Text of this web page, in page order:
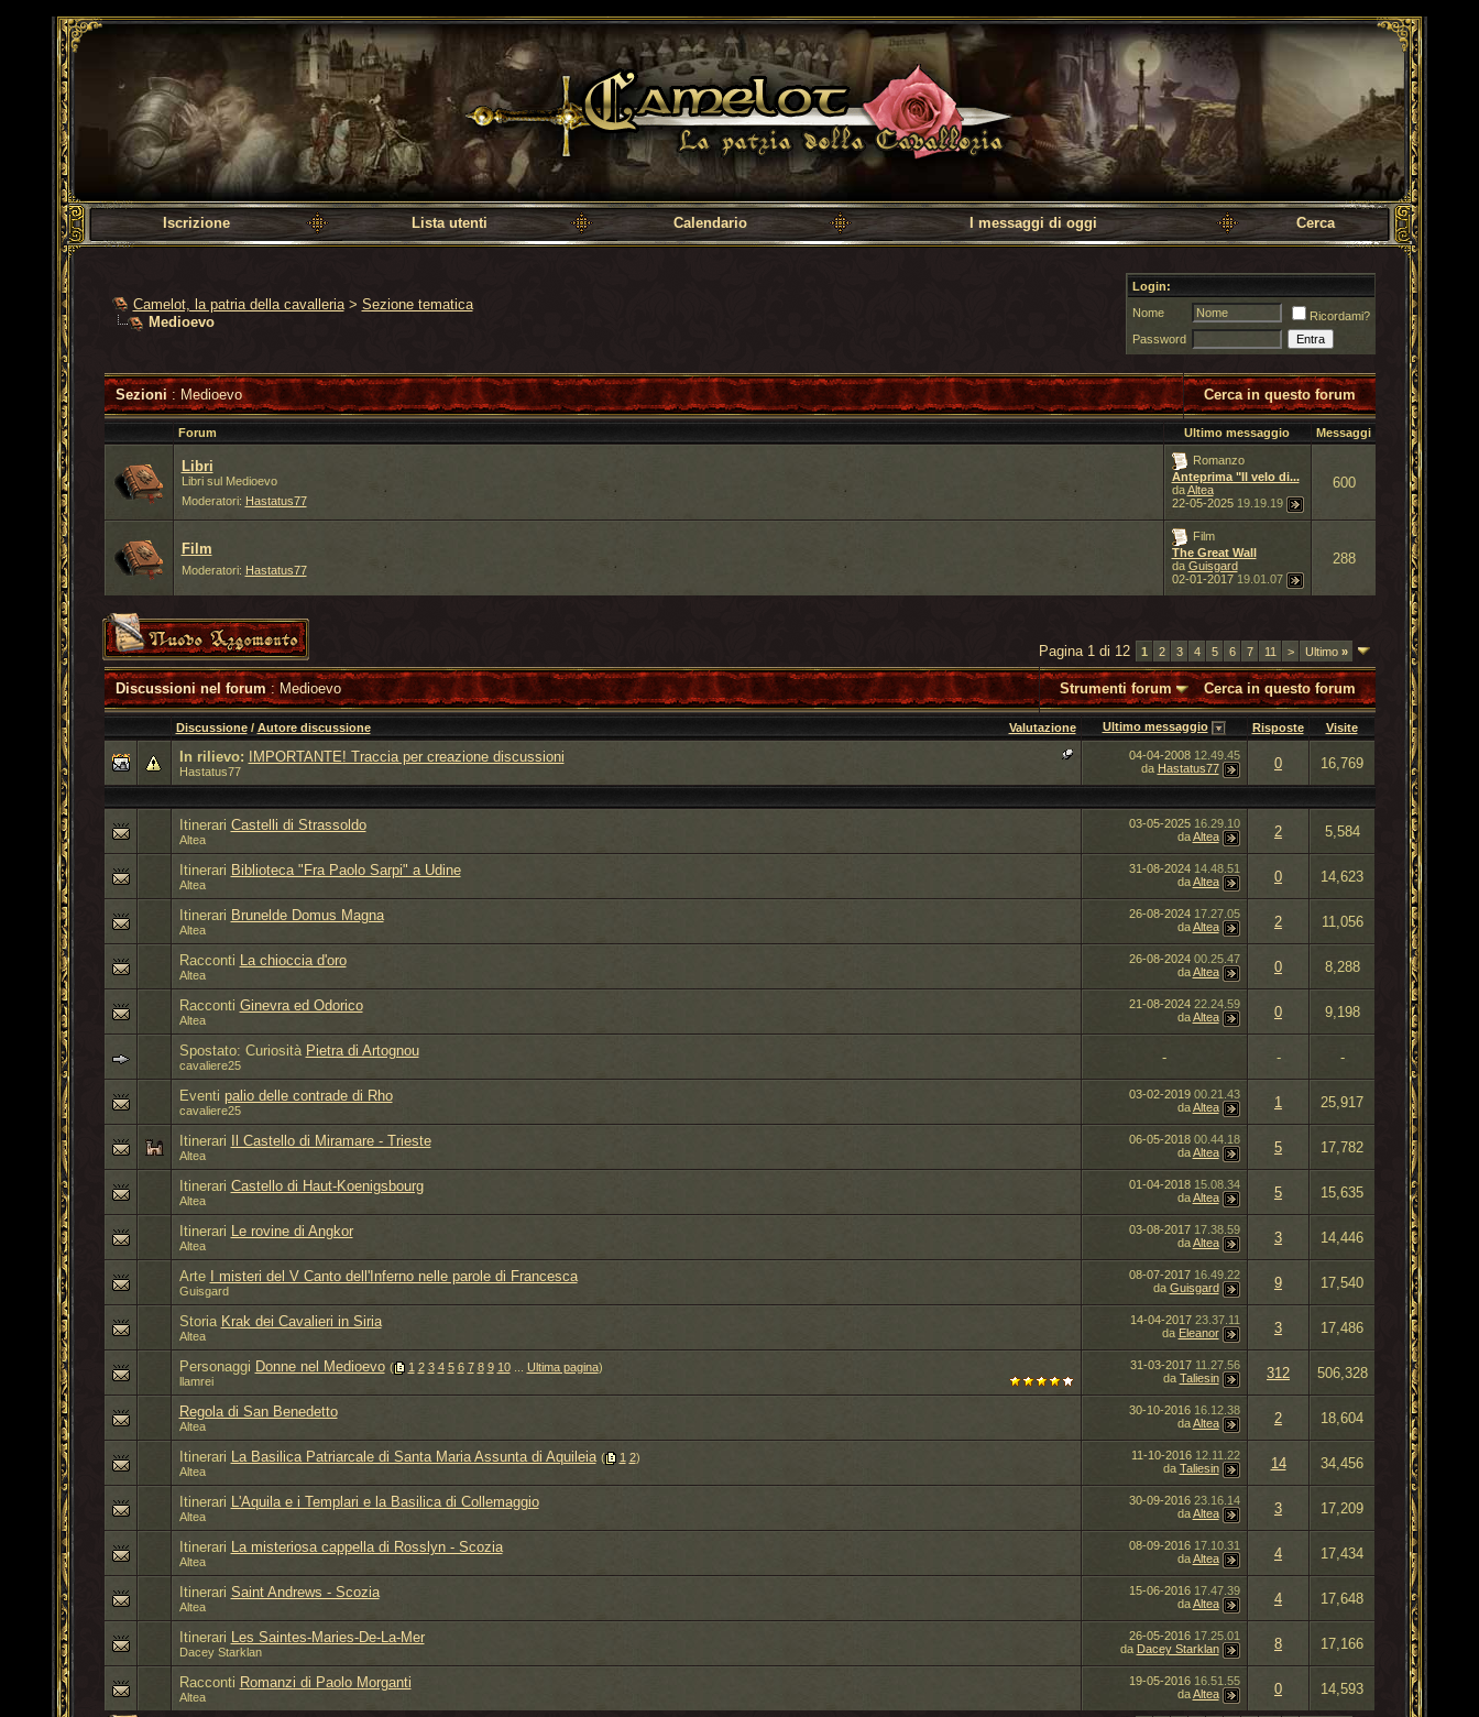
Camelot, la patria della cavalleria
Iscrizione Lista utenti Calendario I messaggi di oggi Cerca
Camelot, la patria della cavalleria > Sezione tematica
Medioevo
Login:
Nome
Ricordami?
Password
Sezioni: Medioevo Cerca in questo forum
Forum Ultimo messaggio Messaggi
Libri
Libri sul Medioevo
Moderatori: Hastatus77
Romanzo
Anteprima "Il velo di...
daAltea
22-05-2025 19.19.19
600
Film
Moderatori: Hastatus77
Film
The Great Wall
da Guisgard
02-01-2017 19.01.07
288
Pagina 1 di 12 1 2 3 4 5 6 7 11 > Ultimo»
Discussioni nel forum: Medioevo Strumenti forum Cerca in questo forum
Valutazione
Discussione/ Autore discussione Ultimo messaggio Risposte Visite
In rilievo: IMPORTANTE! Traccia per creazione discussioni
Hastatus77
04-04-2008 12.49.45
da Hastatus77 0 16,769
Itinerari Castelli di Strassoldo
Altea
03-05-2025 16.29.10
daAltea 2 5,584
Itinerari Biblioteca "Fra Paolo Sarpi" a Udine
Altea
31-08-2024 14.48.51
daAltea 0 14,623
Itinerari Brunelde Domus Magna
Altea
26-08-2024 17.27.05
daAltea 2 11,056
Racconti La chioccia d'oro
Altea
26-08-2024 00.25.47
daAltea 0 8,288
Racconti Ginevra ed Odorico
Altea
21-08-2024 22.24.59
daAltea 0 9,198
Spostato: Curiosità Pietra di Artognou
cavaliere25 - - -
Eventi palio delle contrade di Rho
cavaliere25
03-02-2019 00.21.43
daAltea 1 25,917
Itinerari Il Castello di Miramare - Trieste
Altea
06-05-2018 00.44.18
daAltea 5 17,782
Itinerari Castello di Haut-Koenigsbourg
Altea
01-04-2018 15.08.34
daAltea 5 15,635
Itinerari Le rovine di Angkor
Altea
03-08-2017 17.38.59
daAltea 3 14,446
Arte I misteri del V Canto dell'Inferno nelle parole di Francesca
Guisgard
08-07-2017 16.49.22
da Guisgard 9 17,540
Storia Krak dei Cavalieri in Siria
Altea
14-04-2017 23.37.11
da Eleanor 3 17,486
Personaggi Donne nel Medioevo‎ ( 1 2 3 4 5 6 7 8 9 10... Ultima pagina)
llamrei
31-03-2017 11.27.56
da Taliesin 312 506,328
Regola di San Benedetto
Altea
30-10-2016 16.12.38
daAltea 2 18,604
Itinerari La Basilica Patriarcale di Santa Maria Assunta di Aquileia‎ ( 1 2)
Altea
11-10-2016 12.11.22
da Taliesin 14 34,456
Itinerari L'Aquila e i Templari e la Basilica di Collemaggio
Altea
30-09-2016 23.16.14
daAltea 3 17,209
Itinerari La misteriosa cappella di Rosslyn - Scozia
Altea
08-09-2016 17.10.31
daAltea 4 17,434
Itinerari Saint Andrews - Scozia
Altea
15-06-2016 17.47.39
daAltea 4 17,648
Itinerari Les Saintes-Maries-De-La-Mer
Dacey Starklan
26-05-2016 17.25.01
da Dacey Starklan 8 17,166
Racconti Romanzi di Paolo Morganti
Altea
19-05-2016 16.51.55
daAltea 0 14,593